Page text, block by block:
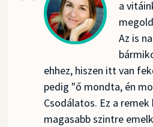
a
Az is
ehhez, hiszen itt van
pedig "ő mondta, én
Csodálatos. Ez a
magasabb szintre